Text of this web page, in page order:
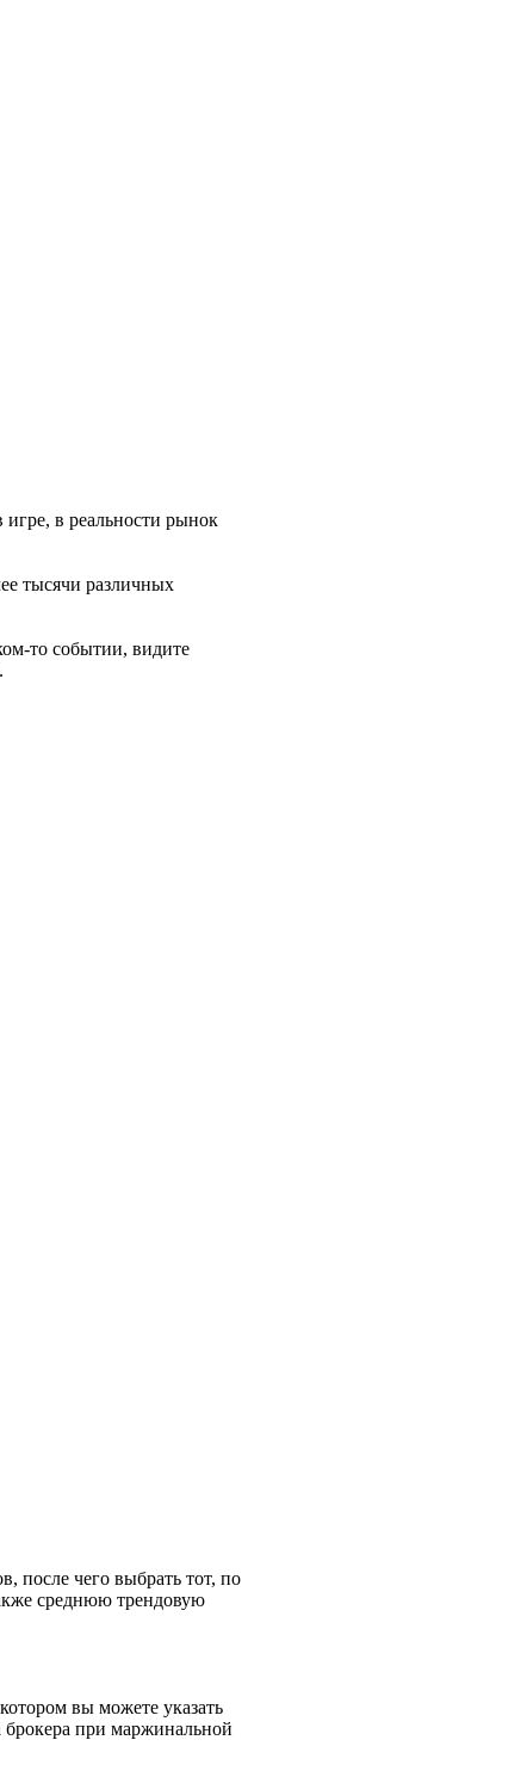
игре, в реальности рынок
тысячи различных
то событии, видите
после чего выбрать тот, по
среднюю трендовую
вы можете указать
брокера при маржинальной